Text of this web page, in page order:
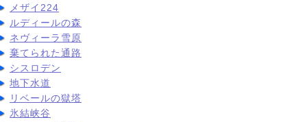
メザイ224
ルディールの森
ネヴィーラ雪原
棄てられた通路
シスロデン
地下水道
リベールの獄塔
氷結峡谷